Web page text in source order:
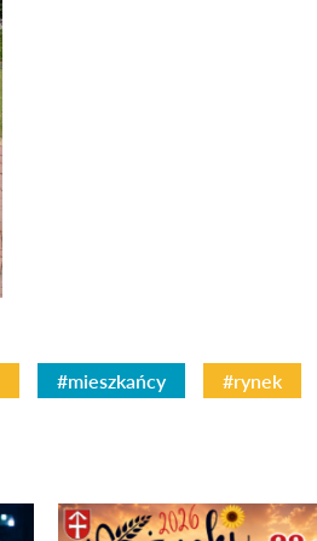
#mieszkańcy #rynek